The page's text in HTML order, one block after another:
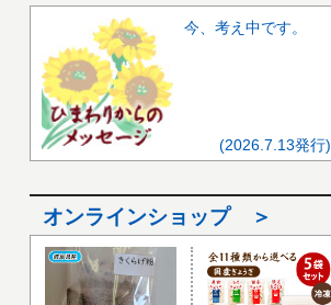
今、考え中です。
(2026.7.13発行)
オンラインショップ ＞